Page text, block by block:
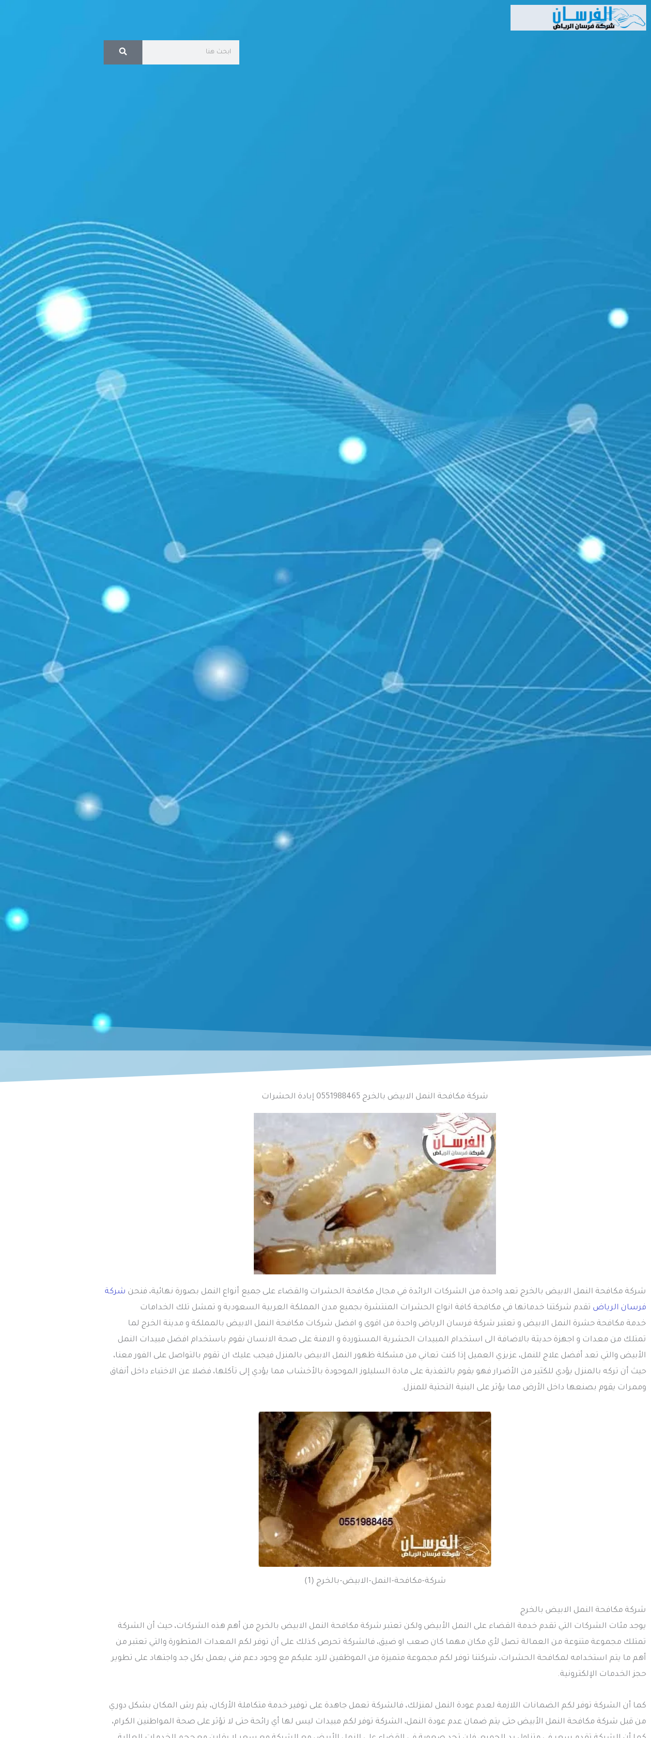
تخطي
إلى
شركة مكافحة النمل الابيض بالخرج 0551988465 إبادة الحشرات
شركة مكافحة النمل الابيض بالخرج تعد واحدة من الشركات الرائدة في مجال مكافحة الحشرات والقضاء على جميع أنواع النمل بصورة نهائية، فنحن شركة
فرسان الرياض تقدم شركتنا خدماتها في مكافحة كافة انواع الحشرات المنتشرة بجميع مدن المملكة العربية السعودية و تمشل تلك الخدامات
خدمة مكافحة حشرة النمل الابيض و تعتبر شركة فرسان الرياض واحدة من اقوى و افضل شركات مكافحة النمل الابيض بالمملكة و مدينة الخرج لما
تمتلك من معدات و اجهزة حديثة بالاضافة الى استخدام المبيدات الحشرية المستوردة و الامنة على صحة الانسان نقوم باستخدام افضل مبيدات النمل
الأبيض والتي تعد أفضل علاج للنمل، عزيزي العميل إذا كنت تعاني من مشكلة ظهور النمل الابيض بالمنزل فيجب عليك ان تقوم بالتواصل على الفور معنا،
حيث أن تركه بالمنزل يؤدي للكثير من الأضرار فهو يقوم بالتغذية على مادة السليلوز الموجودة بالأخشاب مما يؤدي إلى تآكلها، فضلا عن الاختباء داخل أنفاق
وممرات يقوم بصنعها داخل الأرض مما يؤثر على البنية التحتية للمنزل.
شركة-مكافحة-النمل-الابيض-بالخرج (1)
شركة مكافحة النمل الابيض بالخرج
يوجد مئات الشركات التي تقدم خدمة القضاء على النمل الأبيض ولكن تعتبر شركة مكافحة النمل الابيض بالخرج من أهم هذه الشركات، حيث أن الشركة
تمتلك مجموعة متنوعة من العمالة تصل لأي مكان مهما كان صعب او ضيق، فالشركة تحرص كذلك على أن توفر لكم المعدات المتطورة والتي تعتبر من
أهم ما يتم استخدامه لمكافحة الحشرات، شركتنا توفر لكم مجموعة متميزة من الموظفين للرد عليكم مع وجود دعم فني يعمل بكل جد واجتهاد على تطوير
حجز الخدمات الإلكترونية.
كما أن الشركة توفر لكم الضمانات اللازمة لعدم عودة النمل لمنزلك، فالشركة تعمل جاهدة على توفير خدمة متكاملة الأركان، يتم رش المكان بشكل دوري
من قبل شركة مكافحة النمل الأبيض حتى يتم ضمان عدم عودة النمل، الشركة توفر لكم مبيدات ليس لها أي رائحة حتى لا تؤثر على صحة المواطنين الكرام،